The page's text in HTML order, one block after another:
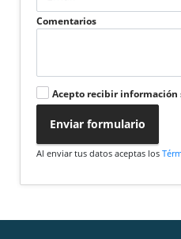
Comentarios
Acepto recibir
Enviar formulario
Al enviar tus datos aceptas los